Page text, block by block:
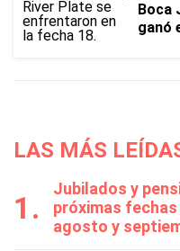
Boca
ganó
LAS MÁS
Jubilados y
próximas fechas
agosto y